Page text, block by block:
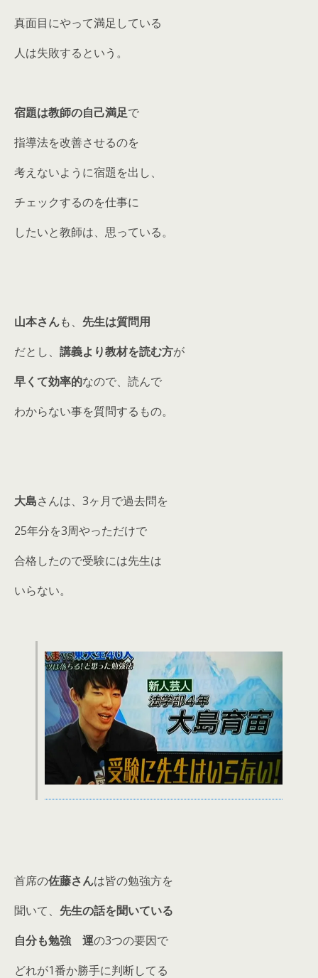
真面目にやって満足している
人は失敗するという。
宿題は教師の自己満足で
指導法を改善させるのを
考えないように宿題を出し、
チェックするのを仕事に
したいと教師は、思っている。
山本さんも、 先生は質問用
だとし、 講義より教材を読む方が
早くて効率的なので、読んで
わからない事を質問するもの。
大島さんは、3ヶ月で過去問を
25年分を3周やっただけで
合格したので受験には先生は
いらない。
首席の佐藤さんは皆の勉強方を
聞いて、 先生の話を聞いている
自分も勉強
運の3つの要因で
どれが1番か勝手に判断してる